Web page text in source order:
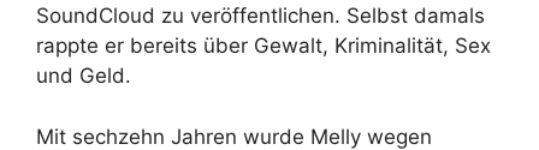
SoundCloud zu veröffentlichen. Selbst damals
rappte er bereits über Gewalt, Kriminalität, Sex
und Geld.
Mit sechzehn Jahren wurde Melly wegen